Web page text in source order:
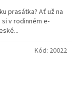
prasátka? Ať už na
v rodinném e-
Kód: 20022